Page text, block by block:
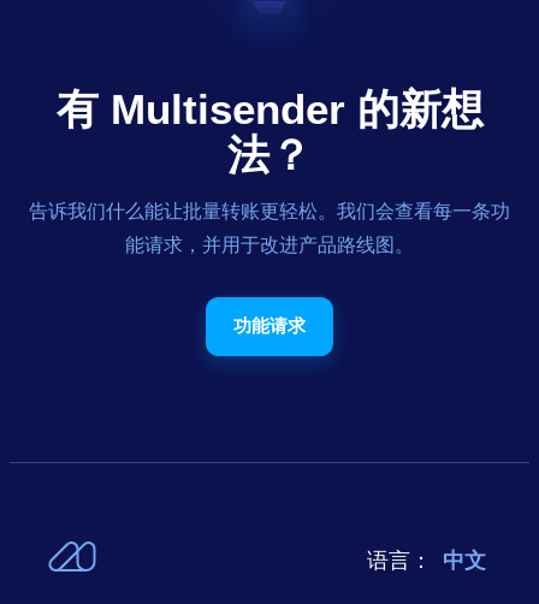
有 Multisender 的新想
法？
告诉我们什么能让批量转账更轻松。我们会查看每一条功
能请求，并用于改进产品路线图。
功能请求
语言： 中文